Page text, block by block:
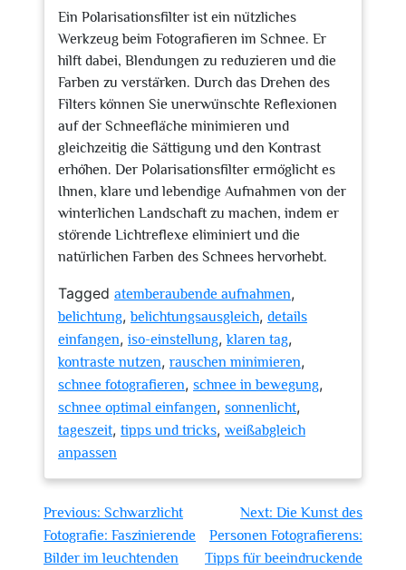
Ein Polarisationsfilter ist ein nützliches
Werkzeug beim Fotografieren im Schnee. Er
hilft dabei, Blendungen zu reduzieren und die
Farben zu verstärken. Durch das Drehen des
Filters können Sie unerwünschte Reflexionen
auf der Schneefläche minimieren und
gleichzeitig die Sättigung und den Kontrast
erhöhen. Der Polarisationsfilter ermöglicht es
Ihnen, klare und lebendige Aufnahmen von der
winterlichen Landschaft zu machen, indem er
störende Lichtreflexe eliminiert und die
natürlichen Farben des Schnees hervorhebt.
Tagged atemberaubende aufnahmen,
belichtung,belichtungsausgleich, details
einfangen, iso-einstellung,klaren tag,
kontraste nutzen, rauschen minimieren,
schnee fotografieren, schnee in bewegung,
schnee optimal einfangen, sonnenlicht,
tageszeit, tipps und tricks, weißabgleich
anpassen
Beitragsnavigation
Previous: Schwarzlicht
Fotografie: Faszinierende
Bilder im leuchtenden
Next: Die Kunst des
Personen Fotografierens:
Tipps für beeindruckende